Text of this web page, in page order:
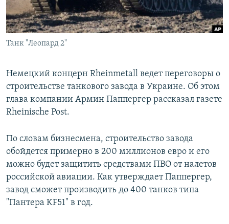
ПОБЕДИТЕЛЕЙ НЕ СУДЯТ?
КРЫМ.НЕПОКОРЕННЫЙ
ELIFBE
ПРИСОЕДИНЯЙТЕСЬ!
Все сайты RFE/RL
Танк "Леопард 2"
Немецкий концерн Rheinmetall ведет переговоры о
строительстве танкового завода в Украине. Об этом
глава компании Армин Паппергер рассказал газете
Rheinische Post.
По словам бизнесмена, строительство завода
обойдется примерно в 200 миллионов евро и его
можно будет защитить средствами ПВО от налетов
российской авиации. Как утверждает Паппергер,
завод сможет производить до 400 танков типа
"Пантера KF51" в год.